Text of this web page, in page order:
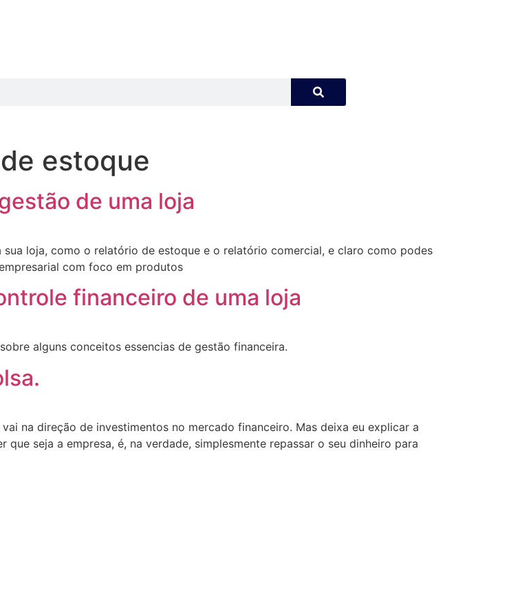
estoque
de uma loja
loja, como o relatório de estoque e o relatório comercial, e claro como podes
com foco em produtos
financeiro de uma loja
alguns conceitos essencias de gestão financeira.
na direção de investimentos no mercado financeiro. Mas deixa eu explicar a
seja a empresa, é, na verdade, simplesmente repassar o seu dinheiro para